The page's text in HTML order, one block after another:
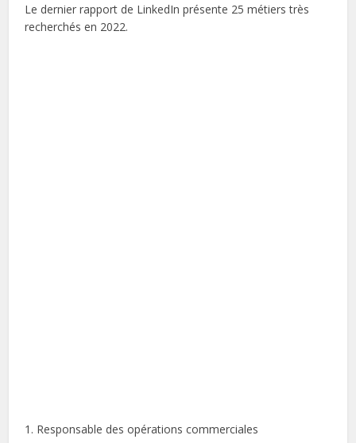
Le dernier rapport de LinkedIn présente 25 métiers très
recherchés en 2022.
1. Responsable des opérations commerciales